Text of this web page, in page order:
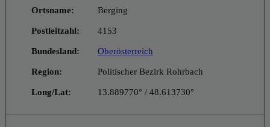
Ortsname: Berging
Postleitzahl: 4153
Bundesland: Oberösterreich
Region: Politischer Bezirk Rohrbach
Long/Lat: 13.889770° / 48.613730°